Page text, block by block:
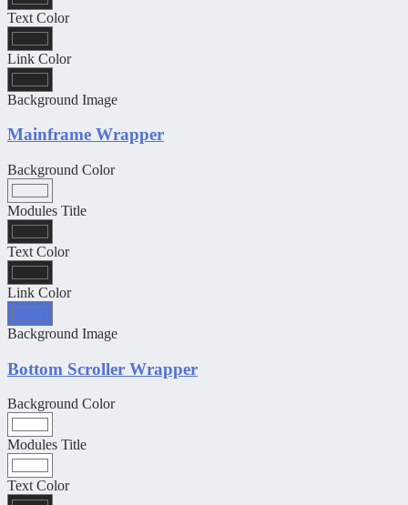
Text Color
Link Color
Background Image
Mainframe Wrapper
Background Color
Modules Title
Text Color
Link Color
Background Image
Bottom Scroller Wrapper
Background Color
Modules Title
Text Color